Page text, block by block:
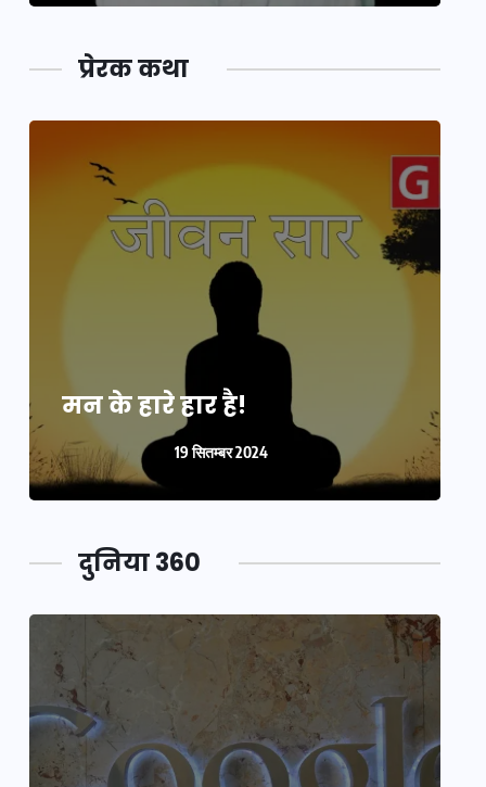
प्रेरक कथा
मन के हारे हार है!
19 सितम्बर 2024
दुनिया 360